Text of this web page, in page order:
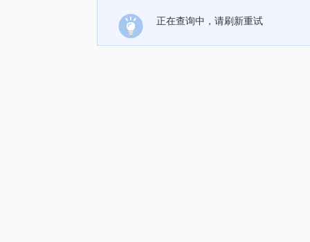
正在查询中，请刷新重试